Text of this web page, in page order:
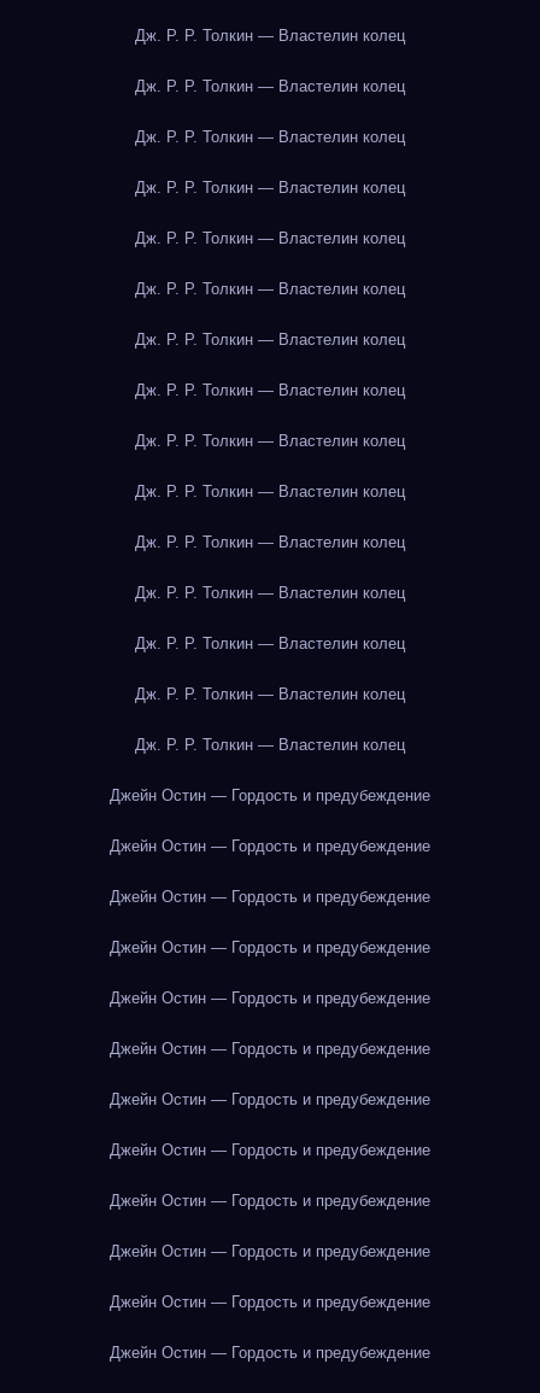
Дж. Р. Р. Толкин — Властелин колец
Дж. Р. Р. Толкин — Властелин колец
Дж. Р. Р. Толкин — Властелин колец
Дж. Р. Р. Толкин — Властелин колец
Дж. Р. Р. Толкин — Властелин колец
Дж. Р. Р. Толкин — Властелин колец
Дж. Р. Р. Толкин — Властелин колец
Дж. Р. Р. Толкин — Властелин колец
Дж. Р. Р. Толкин — Властелин колец
Дж. Р. Р. Толкин — Властелин колец
Дж. Р. Р. Толкин — Властелин колец
Дж. Р. Р. Толкин — Властелин колец
Дж. Р. Р. Толкин — Властелин колец
Дж. Р. Р. Толкин — Властелин колец
Дж. Р. Р. Толкин — Властелин колец
Джейн Остин — Гордость и предубеждение
Джейн Остин — Гордость и предубеждение
Джейн Остин — Гордость и предубеждение
Джейн Остин — Гордость и предубеждение
Джейн Остин — Гордость и предубеждение
Джейн Остин — Гордость и предубеждение
Джейн Остин — Гордость и предубеждение
Джейн Остин — Гордость и предубеждение
Джейн Остин — Гордость и предубеждение
Джейн Остин — Гордость и предубеждение
Джейн Остин — Гордость и предубеждение
Джейн Остин — Гордость и предубеждение